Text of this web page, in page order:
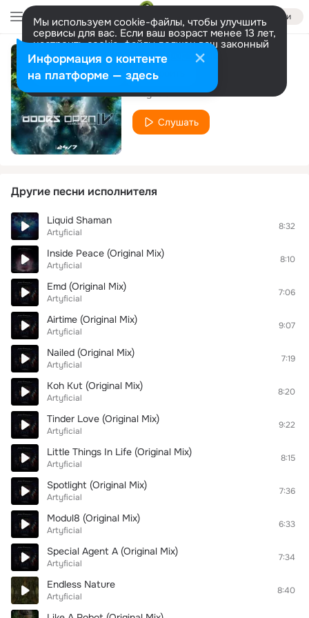
Войти
Мы используем cookie-файлы, чтобы улучшить
сервисы для вас. Если ваш возраст менее 13 лет,
настроить cookie-файлы должен ваш законный
представитель. Больше информации
Разрешить все Настроить
Haad Rin
Artyficial
Слушать
Другие песни исполнителя
Liquid Shaman
Artyficial
8:32
Inside Peace (Original Mix)
Artyficial
8:10
Emd (Original Mix)
Artyficial
7:06
Airtime (Original Mix)
Artyficial
9:07
Nailed (Original Mix)
Artyficial
7:19
Koh Kut (Original Mix)
Artyficial
8:20
Tinder Love (Original Mix)
Artyficial
9:22
Little Things In Life (Original Mix)
Artyficial
8:15
Spotlight (Original Mix)
Artyficial
7:36
Modul8 (Original Mix)
Artyficial
6:33
Special Agent A (Original Mix)
Artyficial
7:34
Endless Nature
Artyficial
8:40
Информация о контенте
на платформе — здесь